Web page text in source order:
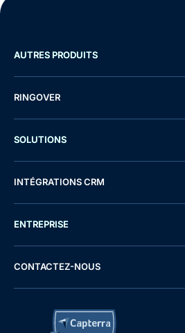
AUTRES PRODUITS
RINGOVER
SOLUTIONS
INTÉGRATIONS CRM
ENTREPRISE
CONTACTEZ-NOUS